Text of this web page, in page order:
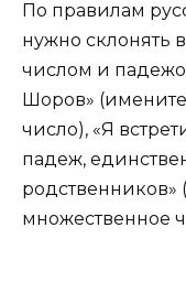
По правилам
нужно склонять
числом и
Шоров»
число), «Я
падеж,
множественное